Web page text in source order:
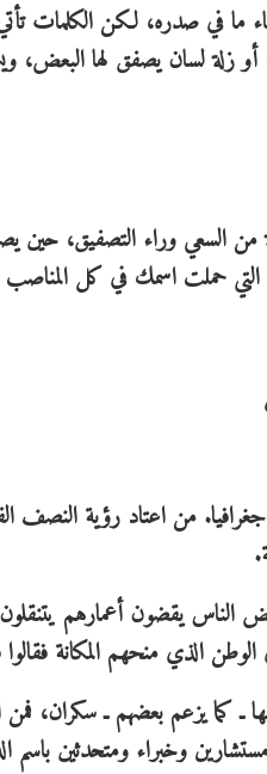
ما في صدره، لكن الكلمات
زلة لسان يصفق لها البعض،
السعي وراء التصفيق، حين
حملت اسمك في كل المناصب
من اعتاد رؤية النصف
يقضون أعمارهم
الوطن الذي منحهم المكانة
ـ كما يزعم بعضهم ـ سكران،
وخبراء ومتحدثين باسم